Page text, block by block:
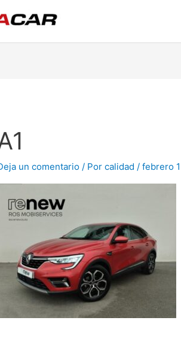
un comentario / Porcalidad/febrero